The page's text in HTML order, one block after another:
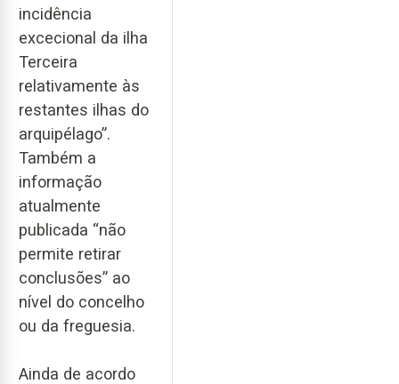
incidência
excecional da ilha
Terceira
relativamente às
restantes ilhas do
arquipélago”.
Também a
informação
atualmente
publicada “não
permite retirar
conclusões” ao
nível do concelho
ou da freguesia.
Ainda de acordo